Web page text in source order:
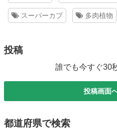
スーパーカブ 多肉植物
投稿
誰でも今すぐ30
投稿画面
都道府県で検索